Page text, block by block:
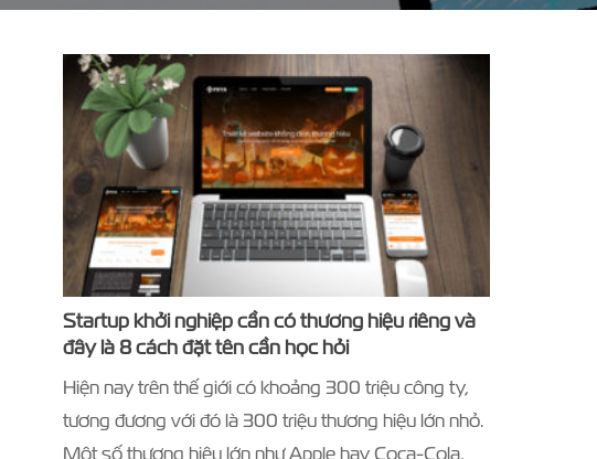
Startup khởi nghiệp cần có thương hiệu riêng và
đây là 8 cách đặt tên cần học hỏi
Hiện nay trên thế giới có khoảng 300 triệu công ty,
tương đương với đó là 300 triệu thương hiệu lớn nhỏ.
Một số thương hiệu lớn như Apple hay Coca-Cola,